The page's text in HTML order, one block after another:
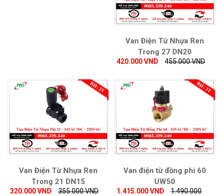
Van Điện Từ Nhựa Ren
Trong 27 DN20
420.000 VND 455.000 VND
Van Điện Từ Nhựa Ren
Trong 21 DN15
320.000 VND 355.000 VND
Van điện từ đồng phi 60
UW50
1.415.000 VND
1.490.000